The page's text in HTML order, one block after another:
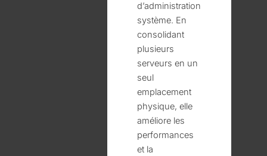
d’administration
système. En
consolidant
plusieurs
serveurs en un
seul
emplacement
physique, elle
améliore les
performances
et la